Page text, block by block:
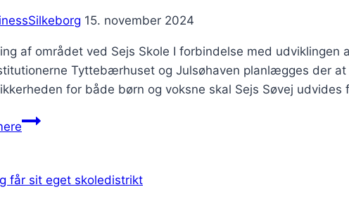
15. november 2024
af området ved Sejs Skole I forbindelse med
Tyttebærhuset og Julsøhaven planlægges der
for både børn og voksne skal Sejs Søvej
Silkeborg
muligheden